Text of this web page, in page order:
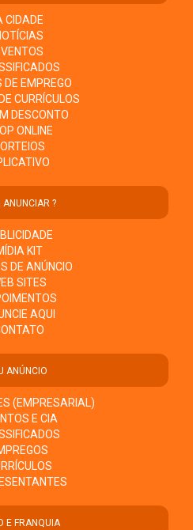
CIDADE
DE EMPREGO
CURRÍCULOS
DESCONTO
ONLINE
ANUNCIAR ?
KIT
DE ANÚNCIO
SITES
AQUI
ANÚNCIO
(EMPRESARIAL)
E CIA
E FRANQUIA